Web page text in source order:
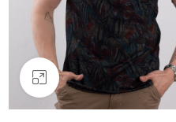
Clique para ampliar